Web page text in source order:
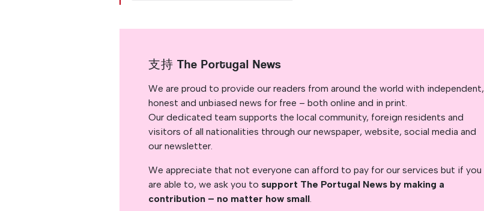
支持 The Portugal News
We are proud to provide our readers from around the world with independent,
honest and unbiased news for free – both online and in print.
Our dedicated team supports the local community, foreign residents and
visitors of all nationalities through our newspaper, website, social media and
our newsletter.
We appreciate that not everyone can afford to pay for our services but if you
are able to, we ask you to support The Portugal News by making a
contribution – no matter how small.